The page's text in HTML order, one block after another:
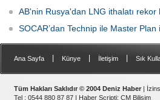
AB'nin Rusya'dan LNG ithalatı rekor
SOCAR’dan Technip ile Master Plan
Ana Sayfa Künye İletişim Sık
Tüm Hakları Saklıdır © 2004 Deniz Haber |
Tel : 0544 880 87 87 | Haber Scripti: CM Bilişim